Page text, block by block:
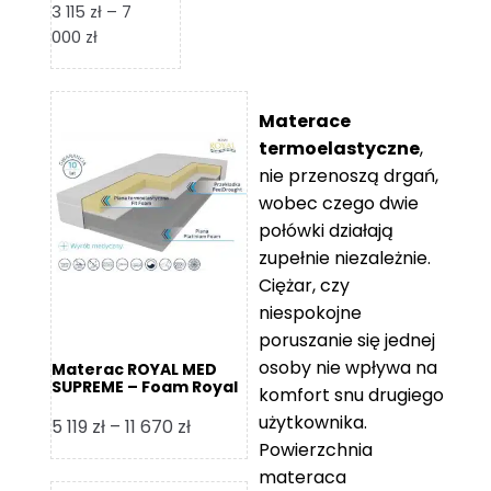
3 115 zł – 7
000 złZakres
od
7
000 zł
Materac ROYAL MED
SUPREME – Foam Royal
5 119 zł – 11 670 złZakres
cen:
od
Materace
termoelastyczne,
nie przenoszą drgań,
wobec czego dwie
połówki działają
zupełnie niezależnie.
Ciężar, czy
niespokojne
poruszanie się jednej
osoby nie wpływa na
komfort snu drugiego
użytkownika.
Powierzchnia
materaca